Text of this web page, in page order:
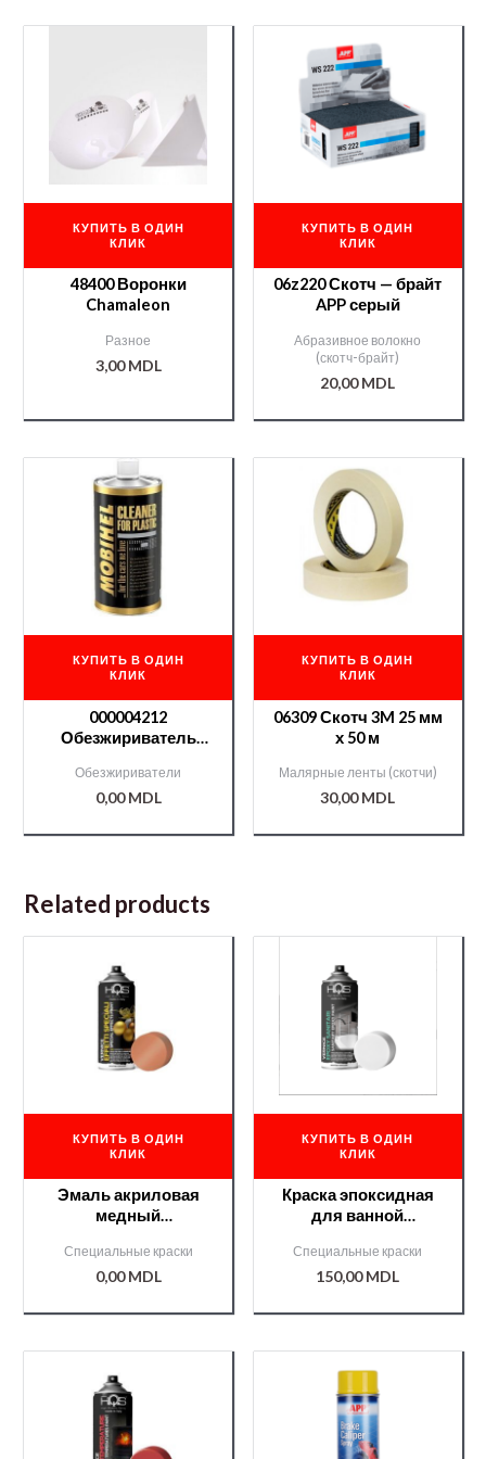
КУПИТЬ В ОДИН
КЛИК
48400 Воронки
Chamaleon
Разное
3,00MDL
КУПИТЬ В ОДИН
КЛИК
06z220 Скотч — брайт
APP серый
Абразивное волокно
(скотч-брайт)
20,00MDL
КУПИТЬ В ОДИН
КЛИК
000004212
Обезжириватель
0,75l
Обезжириватели
0,00MDL
КУПИТЬ В ОДИН
КЛИК
06309 Скотч 3M 25 мм
х 50 м
Малярные ленты (скотчи)
30,00MDL
Related products
КУПИТЬ В ОДИН
КЛИК
Эмаль акриловая
медный
Специальные краски
0,00MDL
КУПИТЬ В ОДИН
КЛИК
Краска эпоксидная
для ванной
Специальные краски
150,00MDL